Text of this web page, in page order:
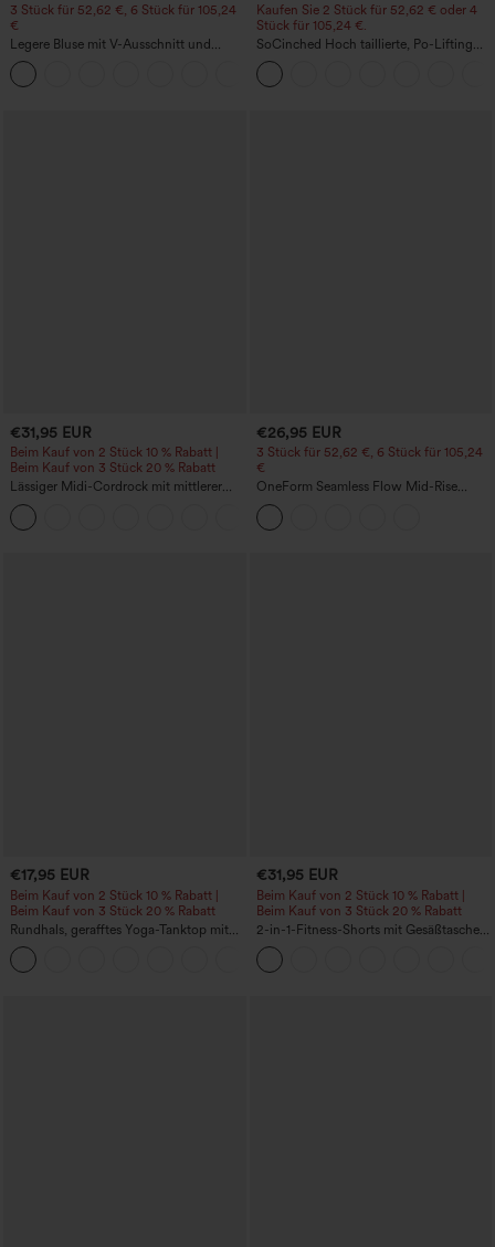
3 Stück für 52,62 €, 6 Stück für 105,24
€
Legere Bluse mit V-Ausschnitt und
kurzen Puffärmeln
Kaufen Sie 2 Stück für 52,62 € oder 4
Stück für 105,24 €.
SoCinched Hoch taillierte, Po-Lifting
7/8-Trainingsleggings mit
Bauchkontrolle und Seitentaschen
€31,95 EUR
Beim Kauf von 2 Stück 10 % Rabatt |
Beim Kauf von 3 Stück 20 % Rabatt
Lässiger Midi-Cordrock mit mittlerer
Bundhöhe und vorderseitiger
Klapptasche
€26,95 EUR
3 Stück für 52,62 €, 6 Stück für 105,24
€
OneForm Seamless Flow Mid-Rise
Yoga-Leggings - mittelhoher Bund,
bauchformend und mit Po-Lifting-
Effekt
€17,95 EUR
Beim Kauf von 2 Stück 10 % Rabatt |
Beim Kauf von 3 Stück 20 % Rabatt
Rundhals, gerafftes Yoga-Tanktop mit
Cool-Touch-Effekt – UPF50+
€31,95 EUR
Beim Kauf von 2 Stück 10 % Rabatt |
Beim Kauf von 3 Stück 20 % Rabatt
2-in-1-Fitness-Shorts mit Gesäßtasche
und seitlicher versteckter Tasche 6,3 cm